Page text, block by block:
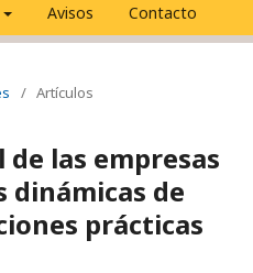
Avisos Contacto
/ Artículos
las empresas
dinámicas de
prácticas